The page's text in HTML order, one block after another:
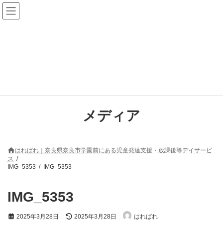
コ
ン
テ
ナ
ビ
ゲ
メディア
はればれ｜奈良県奈良市学園前にある児童発達支援・放課後等デイサービ
ス
IMG_5353
IMG_5353
IMG_5353
2025年3月28日
最
2025年3月28日 はればれ